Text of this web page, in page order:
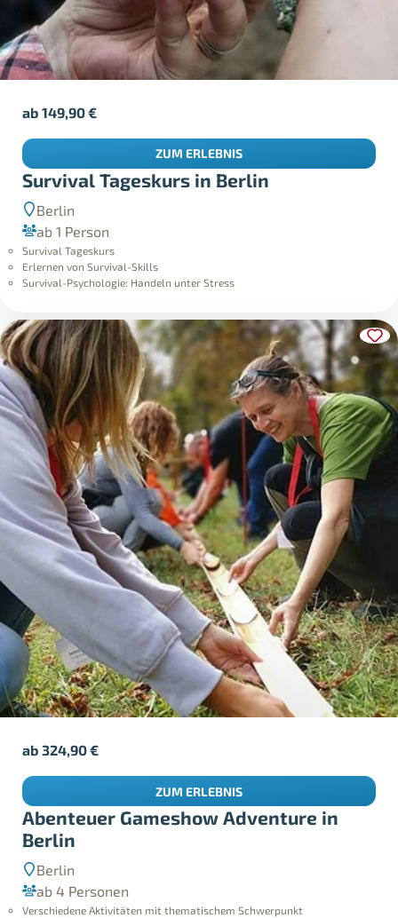
Survival Tageskurs in Berlin
Berlin
ab 1 Person
Survival Tageskurs
Erlernen von Survival-Skills
Survival-Psychologie: Handeln unter Stress
ab149,90€
ZUM ERLEBNIS
Abenteuer Gameshow Adventure in
Berlin
Berlin
ab 4 Personen
Verschiedene Aktivitäten mit thematischem Schwerpunkt
ab324,90€
ZUM ERLEBNIS